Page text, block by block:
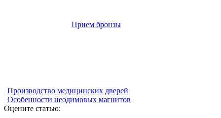
Прием бронзы
Производство медицинских дверей
Особенности неодимовых магнитов
Оцените статью: